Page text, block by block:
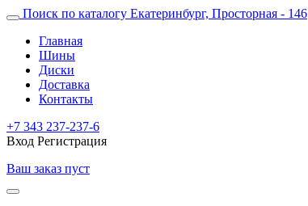
Поиск по каталогу Екатеринбург, Просторная - 146
Главная
Шины
Диски
Доставка
Контакты
+7 343 237-237-6
Вход Регистрация
Ваш заказ пуст